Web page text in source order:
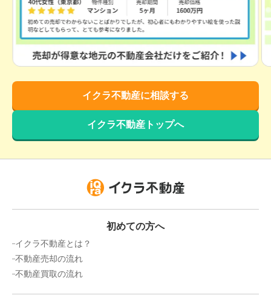
イクラ不動産に相談する
イクラ不動産トップへ
初めての方へ
イクラ不動産とは？
不動産売却の流れ
不動産買取の流れ